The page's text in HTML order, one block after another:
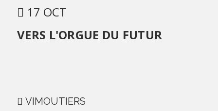
17 OCT
VERS L'ORGUE DU FUTUR
VIMOUTIERS